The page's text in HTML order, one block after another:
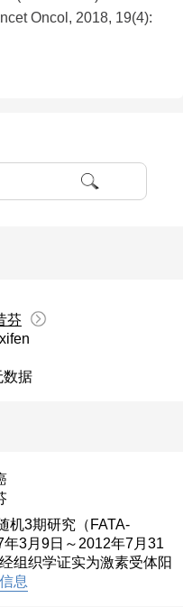
Oncol, 2018, 19(4):
芬
数据
机3期研究（FATA-
年3月9日～2012年7月31
组织学证实为激素受体阳
息